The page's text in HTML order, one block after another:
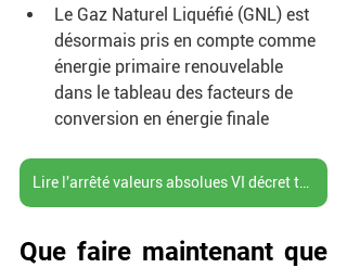
Le Gaz Naturel Liquéfié (GNL) est
désormais pris en compte comme
énergie primaire renouvelable
dans le tableau des facteurs de
conversion en énergie finale
Que faire maintenant que